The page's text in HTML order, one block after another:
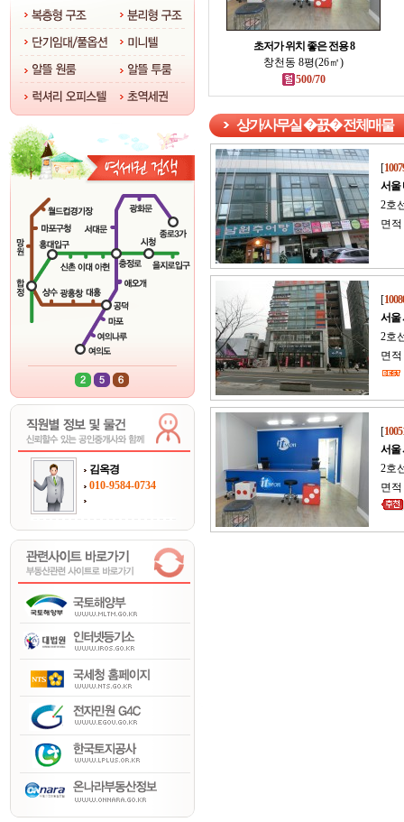
김옥경
010-9584-0734
초저가 위치 좋은 전용 8
창천동 8평(26㎡)
500/70
상가/사무실 �꾨� 전체매물
[
서울
2호
면
[
서울
2호
면
[
서울
2호
면